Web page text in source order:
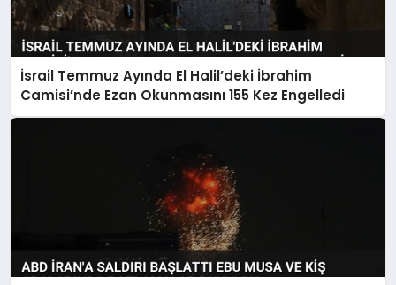
İsrail Temmuz Ayında El Halil’deki İbrahim
Camisi’nde Ezan Okunmasını 155 Kez Engelledi